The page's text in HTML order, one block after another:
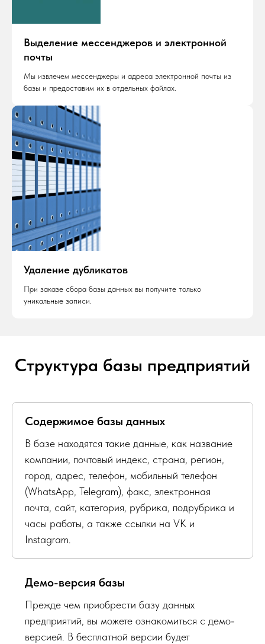
Выделение мессенджеров и электронной
почты
Мы извлечем мессенджеры и адреса электронной почты из
базы и предоставим их в отдельных файлах.
Удаление дубликатов
При заказе сбора базы данных вы получите только
уникальные записи.
Структура базы предприятий
Содержимое базы данных
В базе находятся такие данные, как название
компании, почтовый индекс, страна, регион,
город, адрес, телефон, мобильный телефон
(WhatsApp, Telegram), факс, электронная
почта, сайт, категория, рубрика, подрубрика и
часы работы, а также ссылки на VK и
Instagram.
Демо-версия базы
Прежде чем приобрести базу данных
предприятий, вы можете ознакомиться с демо-
версией. В бесплатной версии будет